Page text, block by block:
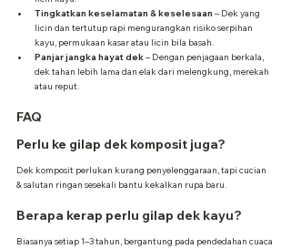
Tingkatkan keselamatan & keselesaan – Dek yang
licin dan tertutup rapi mengurangkan risiko serpihan
kayu, permukaan kasar atau licin bila basah.
Panjar jangka hayat dek – Dengan penjagaan berkala,
dek tahan lebih lama dan elak dari melengkung, merekah
atau reput.
FAQ
Perlu ke gilap dek komposit juga?
Dek komposit perlukan kurang penyelenggaraan, tapi cucian
& salutan ringan sesekali bantu kekalkan rupa baru.
Berapa kerap perlu gilap dek kayu?
Biasanya setiap 1–3 tahun, bergantung pada pendedahan cuaca